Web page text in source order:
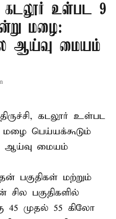
கடலூர் உள்பட 9
மழை:
ஆய்வு மையம்
கடலூர் உள்பட
பெய்யக்கூடும்
மையம்
பகுதிகள் மற்றும்
பகுதிகளில்
45 முதல் 55 கிலோ